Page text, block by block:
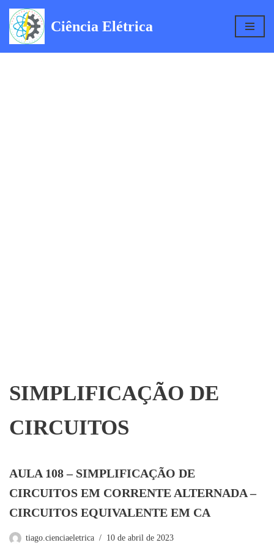
Pular
Ciência Elétrica
SIMPLIFICAÇÃO DE
CIRCUITOS
AULA 108 – SIMPLIFICAÇÃO DE
CIRCUITOS EM CORRENTE ALTERNADA –
CIRCUITOS EQUIVALENTE EM CA
tiago.cienciaeletrica 10 de abril de 2023